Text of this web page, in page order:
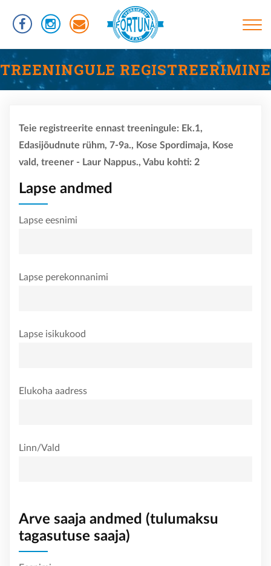
edasi
juurde
PõhinavigatsioonTREENINGUD
INFORMATSIOON
UJUMISTASEMED
TREENINGULE REGISTREERIMINE
Teie registreerite ennast treeningule: Ek.1,
Edasijõudnute rühm, 7-9a., Kose Spordimaja, Kose
vald, treener - Laur Nappus., Vabu kohti: 2
Lapse andmed
Lapse eesnimi
Lapse perekonnanimi
Lapse isikukood
Elukoha aadress
Linn/Vald
Arve saaja andmed (tulumaksu
tagasutuse saaja)